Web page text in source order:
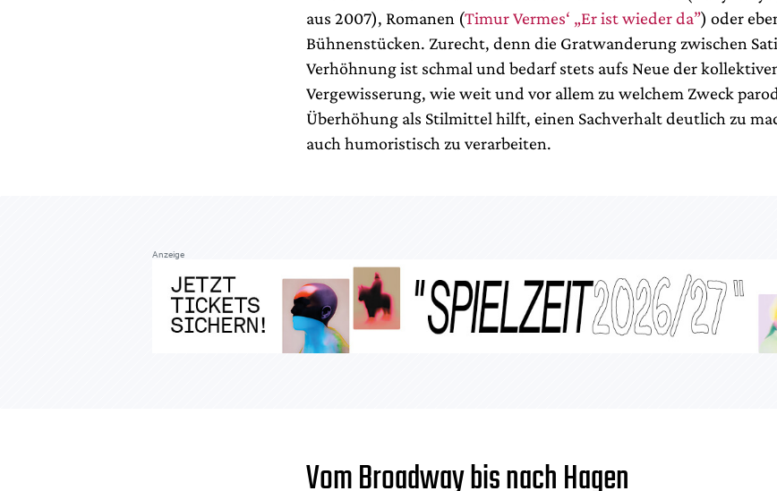
aus 2007), Romanen (Timur Vermes‘ „Er ist wieder da”) oder
Bühnenstücken. Zurecht, denn die Gratwanderung zwischen
Verhöhnung ist schmal und bedarf stets aufs Neue der
Vergewisserung, wie weit und vor allem zu welchem Zweck
Überhöhung als Stilmittel hilft, einen Sachverhalt deutlich zu
auch humoristisch zu verarbeiten.
Anzeige
Vom Broadway bis nach Hagen